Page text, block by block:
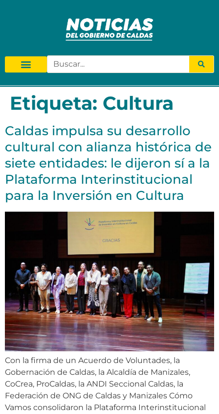
Etiqueta: Cultura
Caldas impulsa su desarrollo
cultural con alianza histórica de
siete entidades: le dijeron sí a la
Plataforma Interinstitucional
para la Inversión en Cultura
Con la firma de un Acuerdo de Voluntades, la
Gobernación de Caldas, la Alcaldía de Manizales,
CoCrea, ProCaldas, la ANDI Seccional Caldas, la
Federación de ONG de Caldas y Manizales Cómo
Vamos consolidaron la Plataforma Interinstitucional